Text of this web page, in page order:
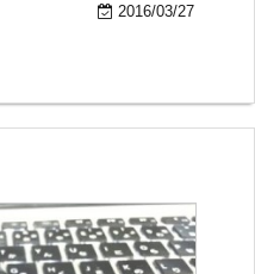
2016/03/27